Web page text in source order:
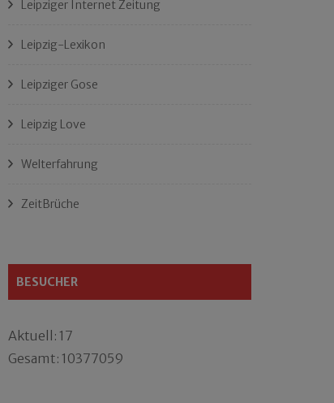
Leipziger Internet Zeitung
Leipzig-Lexikon
Leipziger Gose
Leipzig Love
Welterfahrung
ZeitBrüche
BESUCHER
Aktuell: 17
Gesamt: 10377059